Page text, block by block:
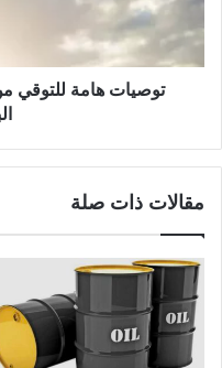
توصيات هامة للتوقي
مقالات ذات صلة